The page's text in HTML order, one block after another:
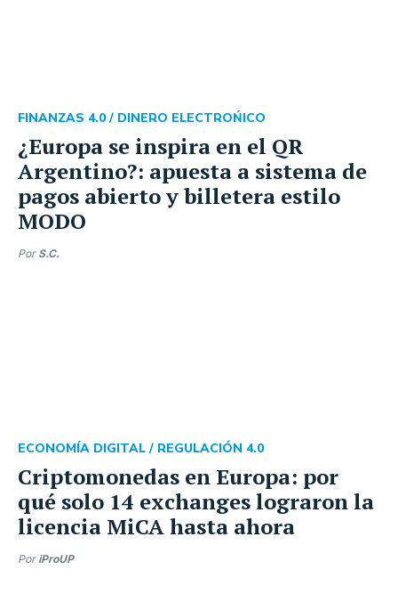
¿Europa se inspira en el QR
Argentino?: apuesta a sistema de
pagos abierto y billetera estilo
MODO
FINANZAS 4.0 / DINERO ELECTROŃICO
Por S.C.
Criptomonedas en Europa: por
qué solo 14 exchanges lograron la
licencia MiCA hasta ahora
ECONOMÍA DIGITAL / REGULACIÓN 4.0
Por iProUP